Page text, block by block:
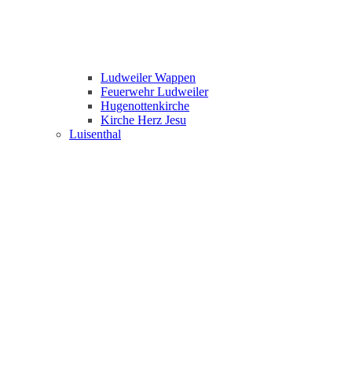
Ludweiler Wappen
Feuerwehr Ludweiler
Hugenottenkirche
Kirche Herz Jesu
Luisenthal